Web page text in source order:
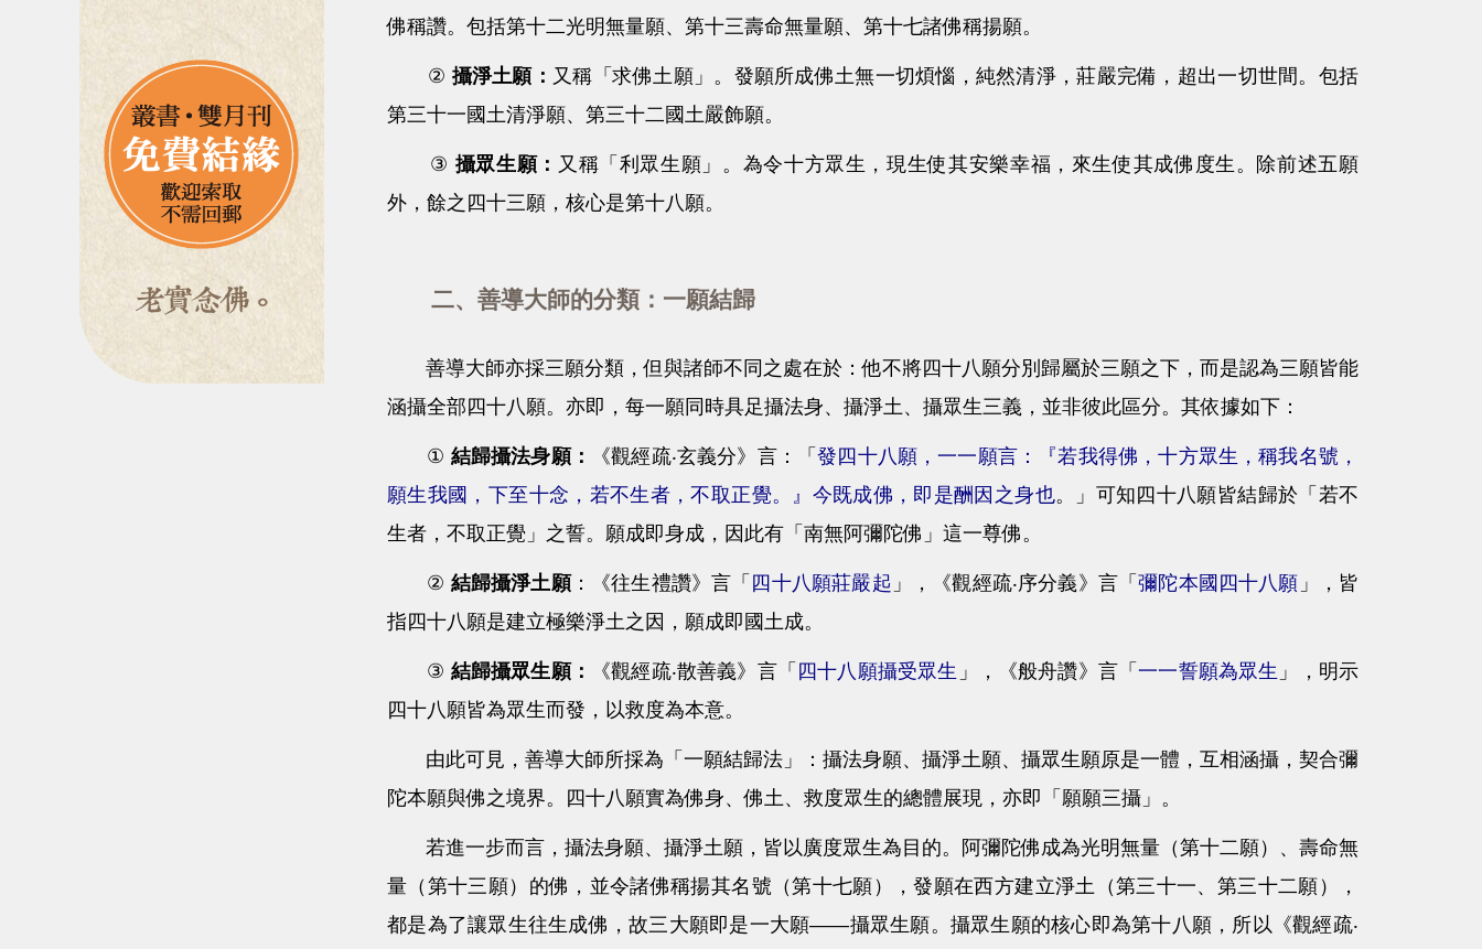
佛稱讚。包括第十二光明無量願、第十三壽命無量願、第十七諸佛稱揚願。
② 攝淨土願： 又稱「求佛土願」。發願所成佛土無一切煩惱，純然清淨，莊嚴完備，超出一切世間。包括
第三十一國土清淨願、第三十二國土嚴飾願。
③ 攝眾生願： 又稱「利眾生願」。為令十方眾生，現生使其安樂幸福，來生使其成佛度生。除前述五願
外，餘之四十三願，核心是第十八願。
二、善導大師的分類：一願結歸
善導大師亦採三願分類，但與諸師不同之處在於：他不將四十八願分別歸屬於三願之下，而是認為三願皆能
涵攝全部四十八願。亦即，每一願同時具足攝法身、攝淨土、攝眾生三義，並非彼此區分。其依據如下：
① 結歸攝法身願： 《觀經疏‧玄義分》言：「發四十八願，一一願言：『若我得佛，十方眾生，稱我名號，
願生我國，下至十念，若不生者，不取正覺。』今既成佛，即是酬因之身也。
」可知四十八願皆結歸於「若不
生者，不取正覺」之誓。願成即身成，因此有「南無阿彌陀佛」這一尊佛。
② 結歸攝淨土願：《往生禮讚》言「 四十八願莊嚴起 」，《觀經疏‧序分義》言「彌陀本國四十八願 」，皆
指四十八願是建立極樂淨土之因，願成即國土成。
③ 結歸攝眾生願： 《觀經疏‧散善義》言「 四十八願攝受眾生 」，《般舟讚》言「一一誓願為眾生 」，明示
四十八願皆為眾生而發，以救度為本意。
由此可見，善導大師所採為「一願結歸法」：攝法身願、攝淨土願、攝眾生願原是一體，互相涵攝，契合彌
陀本願與佛之境界。四十八願實為佛身、佛土、救度眾生的總體展現，亦即「願願三攝」。
若進一步而言，攝法身願、攝淨土願，皆以廣度眾生為目的。阿彌陀佛成為光明無量（第十二願）、壽命無
量（第十三願）的佛，並令諸佛稱揚其名號（第十七願），發願在西方建立淨土（第三十一、第三十二願），
都是為了讓眾生往生成佛，故三大願即是一大願——攝眾生願。攝眾生願的核心即為第十八願，所以《觀經疏‧